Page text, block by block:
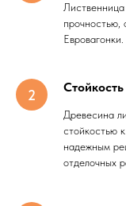
прочностью,
Евровагонки.
Древесина
стойкостью
надежным
отделочных